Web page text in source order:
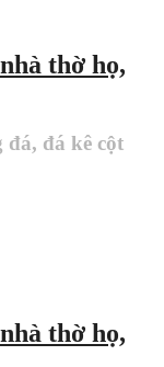
thờ họ,
đá, đá kê cột
thờ họ,